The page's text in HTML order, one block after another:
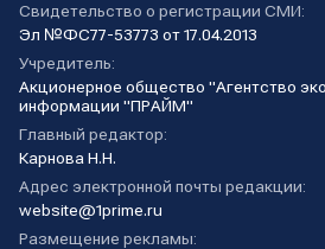
Свидетельство о регистрации СМИ:
Эл №ФС77-53773 от 17.04.2013
Учредитель:
Акционерное общество "Агентство
информации "ПРАЙМ"
Главный редактор:
Карнова Н.Н.
Адрес электронной почты редакции:
website@1prime.ru
Размещение рекламы: